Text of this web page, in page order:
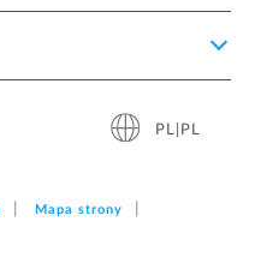
PL|PL
Mapa strony